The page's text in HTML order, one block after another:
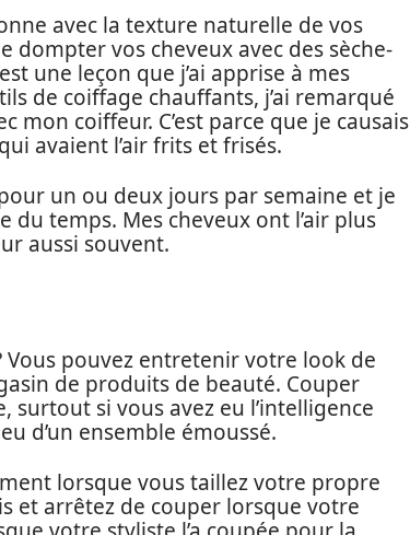
avec la texture naturelle de vos
dompter vos cheveux avec des sèche-
une leçon que j’ai apprise à mes
de coiffage chauffants, j’ai remarqué
mon coiffeur. C’est parce que je causais
avaient l’air frits et frisés.
un ou deux jours par semaine et je
du temps. Mes cheveux ont l’air plus
aussi souvent.
Vous pouvez entretenir votre look de
de produits de beauté. Couper
si vous avez eu l’intelligence
d’un ensemble émoussé.
lorsque vous taillez votre propre
et arrêtez de couper lorsque votre